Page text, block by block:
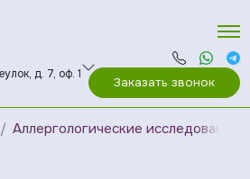
д. 7, оф. 1
Заказать звонок
Аллергологические исследования